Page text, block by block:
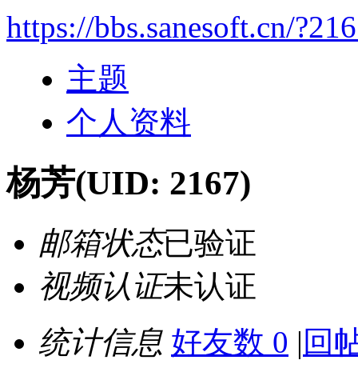
https://bbs.sanesoft.cn/
主题
个人资料
杨芳(UID: 2167)
邮箱状态已验证
视频认证未认证
统计信息 好友数 0 | 回